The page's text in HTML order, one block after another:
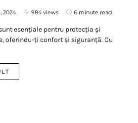
2024 984 views 6 minute read
esențiale pentru protecția și
oferindu-ți confort și siguranță. Cu